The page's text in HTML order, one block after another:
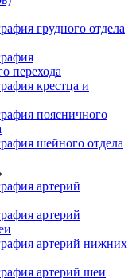
грудного отдела
перехода
крестца и
поясничного
шейного отдела
артерий
артерий
артерий нижних
артерий шеи